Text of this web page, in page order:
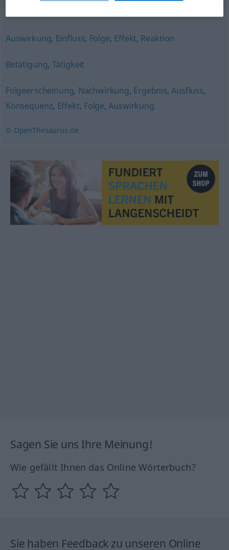
Synonyme für "Wirkung"
Auswirkung, Einfluss, Folge, Effekt, Reaktion
Betätigung, Tätigkeit
Folgeerscheinung, Nachwirkung, Ergebnis,Ausfluss,
Konsequenz, Effekt, Folge,Auswirkung
© OpenThesaurus.de
Sagen Sie uns Ihre Meinung!
Wie gefällt Ihnen das Online Wörterbuch?
Sie haben Feedback zu unseren Online